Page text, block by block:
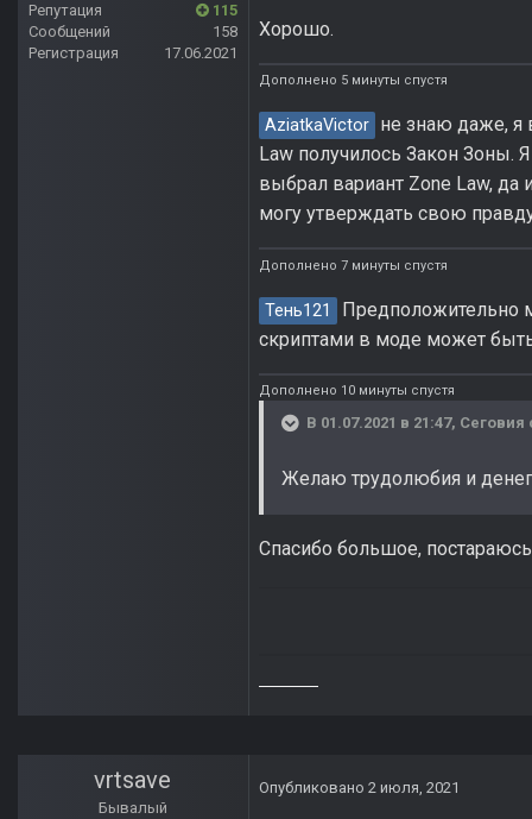
Репутация
115
Сообщений
158
Регистрация
17.06.2021
Хорошо.
Дополнено 5 минуты спустя
AziatkaVictor не знаю даже, я
Law получилось Закон Зоны.
выбрал вариант Zone Law, да
могу утверждать свою
Дополнено 7 минуты спустя
Тень121
Предположительно
скриптами в моде может
Дополнено 10 минуты спустя
В 01.07.2021 в 21:47, Сеговия
Желаю трудолюбия и
Спасибо большое,
vrtsave
Бывалый
Опубликовано 2 июля, 2021